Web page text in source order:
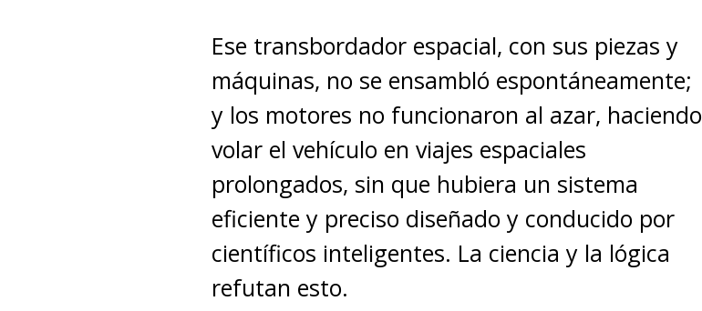
Ese transbordador espacial, con sus piezas y
máquinas, no se ensambló espontáneamente;
y los motores no funcionaron al azar, haciendo
volar el vehículo en viajes espaciales
prolongados, sin que hubiera un sistema
eficiente y preciso diseñado y conducido por
científicos inteligentes. La ciencia y la lógica
refutan esto.